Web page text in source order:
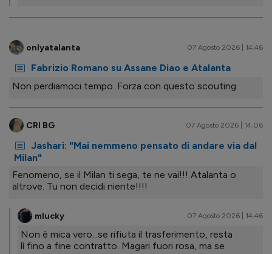
onlyatalanta 07 Agosto 2026 | 14.46
Fabrizio Romano su Assane Diao e Atalanta
Non perdiamoci tempo. Forza con questo scouting
CRI BG 07 Agosto 2026 | 14.06
Jashari: "Mai nemmeno pensato di andare via dal
Milan"
Fenomeno, se il Milan ti sega, te ne vai!!! Atalanta o
altrove. Tu non decidi niente!!!!
mlucky 07 Agosto 2026 | 14.46
Non è mica vero...se rifiuta il trasferimento, resta
lì fino a fine contratto. Magari fuori rosa, ma se